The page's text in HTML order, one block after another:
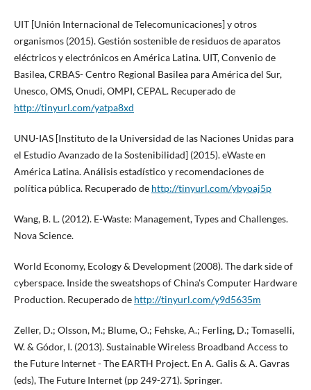
UIT [Unión Internacional de Telecomunicaciones] y otros
organismos (2015). Gestión sostenible de residuos de aparatos
eléctricos y electrónicos en América Latina. UIT, Convenio de
Basilea, CRBAS- Centro Regional Basilea para América del Sur,
Unesco, OMS, Onudi, OMPI, CEPAL. Recuperado de
http://tinyurl.com/yatpa8xd
UNU-IAS [Instituto de la Universidad de las Naciones Unidas para
el Estudio Avanzado de la Sostenibilidad] (2015). eWaste en
América Latina. Análisis estadístico y recomendaciones de
política pública. Recuperado de http://tinyurl.com/ybyoaj5p
Wang, B. L. (2012). E-Waste: Management, Types and Challenges.
Nova Science.
World Economy, Ecology & Development (2008). The dark side of
cyberspace. Inside the sweatshops of China's Computer Hardware
Production. Recuperado de http://tinyurl.com/y9d5635m
Zeller, D.; Olsson, M.; Blume, O.; Fehske, A.; Ferling, D.; Tomaselli,
W. & Gódor, I. (2013). Sustainable Wireless Broadband Access to
the Future Internet - The EARTH Project. En A. Galis & A. Gavras
(eds), The Future Internet (pp 249-271). Springer.